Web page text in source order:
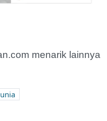
menarik lainnya